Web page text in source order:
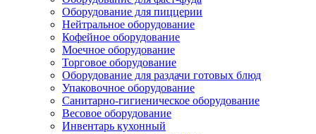
Оборудование для пиццерии
Нейтральное оборудование
Кофейное оборудование
Моечное оборудование
Торговое оборудование
Оборудование для раздачи готовых блюд
Упаковочное оборудование
Санитарно-гигиеническое оборудование
Весовое оборудование
Инвентарь кухонный